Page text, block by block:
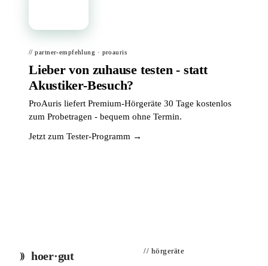
// partner-empfehlung · proauris
Lieber von zuhause testen - statt
Akustiker-Besuch?
ProAuris liefert Premium-Hörgeräte 30 Tage kostenlos
zum Probetragen - bequem ohne Termin.
Jetzt zum Tester-Programm →
hoer·gut // hörgeräte